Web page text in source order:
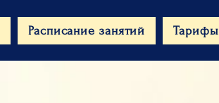
Расписание занятий Тарифы